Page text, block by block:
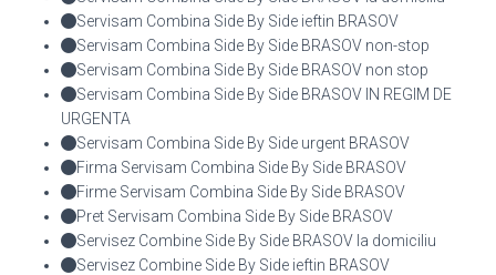
Servisam Combina Side By Side ieftin BRASOV
Servisam Combina Side By Side BRASOV non-stop
Servisam Combina Side By Side BRASOV non stop
Servisam Combina Side By Side BRASOV IN REGIM DE
URGENTA
Servisam Combina Side By Side urgent BRASOV
Firma Servisam Combina Side By Side BRASOV
Firme Servisam Combina Side By Side BRASOV
Pret Servisam Combina Side By Side BRASOV
Servisez Combine Side By Side BRASOV la domiciliu
Servisez Combine Side By Side ieftin BRASOV